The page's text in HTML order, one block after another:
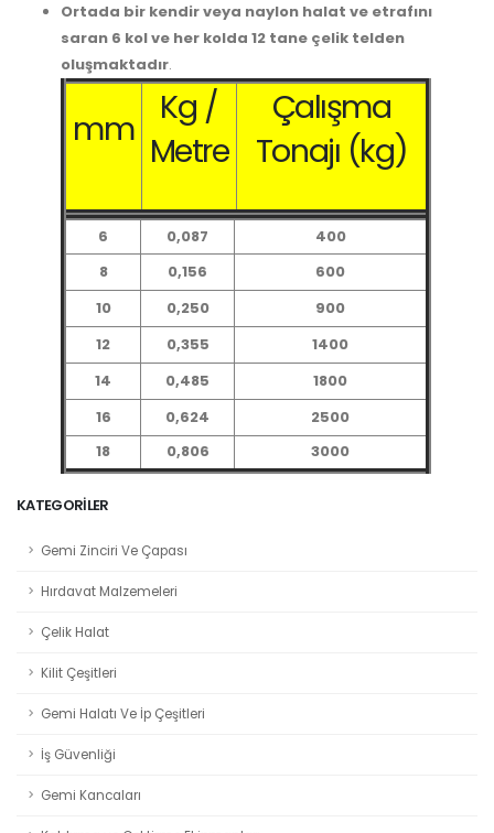
KATEGORILER
Gemi Zinciri Ve Çapası
Hırdavat Malzemeleri
Çelik Halat
Kilit Çeşitleri
Gemi Halatı Ve İp Çeşitleri
İş Güvenliği
Gemi Kancaları
Ortada bir kendir veya naylon halat ve etrafını
saran 6 kol ve her kolda 12 tane çelik telden
oluşmaktadır.
mm
Kg /
Metre
Çalışma
Tonajı (kg)
6 0,087
400
8
0,156
600
10
0,250
900
12
0,355
1400
14
0,485
1800
16
0,624
2500
18
0,806 3000